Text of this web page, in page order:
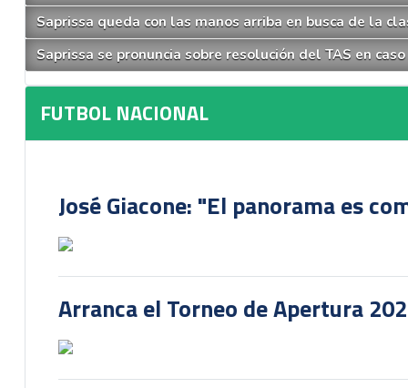
Saprissa queda con las manos arriba en busca de la
Saprissa se pronuncia sobre resolución del TAS en
FUTBOL NACIONAL
José Giacone: "El panorama es
Arranca el Torneo de Apertura